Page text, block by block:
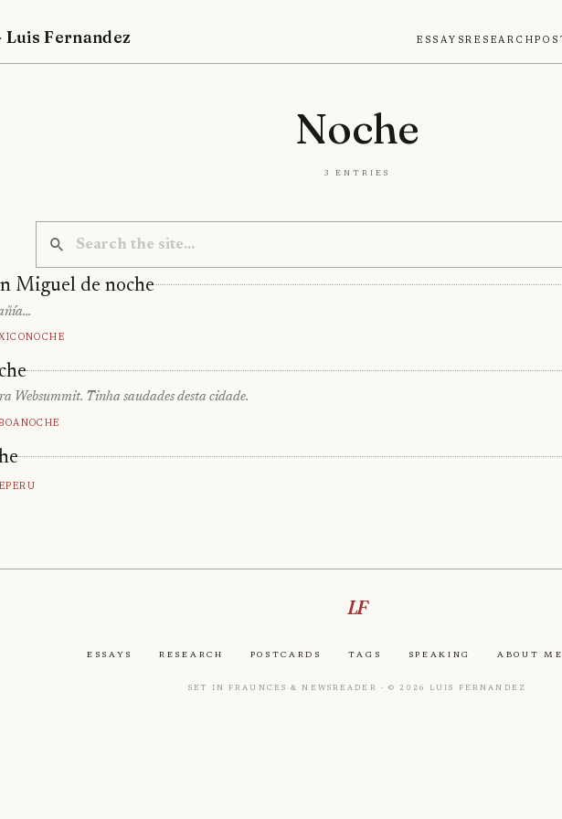
Luis Fernandez EssaysResearch
Noche
3 entries
Miguel de noche
Noche
Websummit. Tinha saudades desta cidade.
Noche
Peru
LF
Essays Research Postcards Tags Speaking About Me
Set in Fraunces & Newsreader · © 2026 Luis Fernandez